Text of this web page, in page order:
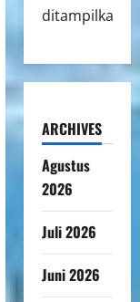
ditampilkan.
ARCHIVES
Agustus
2026
Juli 2026
Juni 2026